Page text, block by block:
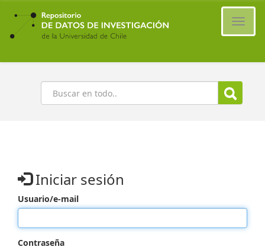
Ir
contenido
principal
Buscar
Iniciar sesión
Usuario/e-mail
Contraseña